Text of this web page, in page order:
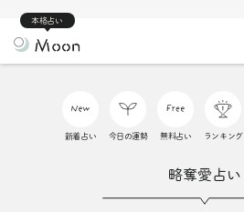
本格占い
新着占い 今日の運勢 無料占い ランキング
略奪愛占い